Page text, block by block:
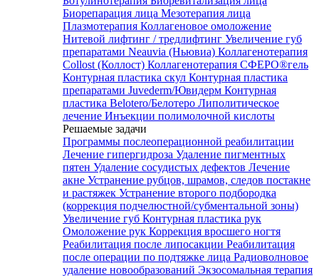
Биорепарация лица Мезотерапия лица
Плазмотерапия Коллагеновое омоложение
Нитевой лифтинг / тредлифтинг Увеличение губ
препаратами Neauvia (Ньювиа) Коллагенотерапия
Collost (Коллост) Коллагенотерапия СФЕРО®гель
Контурная пластика скул Контурная пластика
препаратами Juvederm/Ювидерм Контурная
пластика Belotero/Белотеро Липолитическое
лечение Инъекции полимолочной кислоты
Решаемые задачи
Программы послеоперационной реабилитации
Лечение гипергидроза Удаление пигментных
пятен Удаление сосудистых дефектов Лечение
акне Устранение рубцов, шрамов, следов постакне
и растяжек Устранение второго подбородка
(коррекция подчелюстной/субментальной зоны)
Увеличение губ Контурная пластика рук
Омоложение рук Коррекция вросшего ногтя
Реабилитация после липосакции Реабилитация
после операции по подтяжке лица Радиоволновое
удаление новообразований Экзосомальная терапия